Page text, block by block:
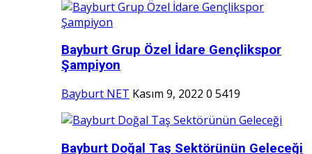
Bayburt Grup Özel İdare Gençlikspor
Şampiyon
Bayburt NET Kasım 9, 2022 0 5419
Bayburt Doğal Taş Sektörünün Geleceği